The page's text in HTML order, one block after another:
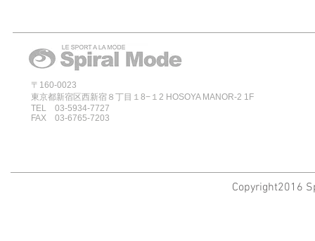
〒160-0023
東京都新宿区西新宿８丁目１8−１2 HOSOYA MANOR-2 1F
TEL 03-5934-7727
FAX 03-6765-7203
Copyright2016